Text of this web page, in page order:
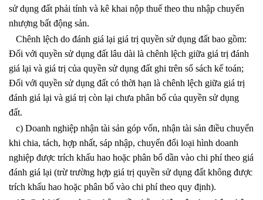
sử dụng đất phải tính và kê khai nộp thuế theo thu nhập chuyển
nhượng bất động sản.
Chênh lệch do đánh giá lại giá trị quyền sử dụng đất bao gồm:
Đối với quyền sử dụng đất lâu dài là chênh lệch giữa giá trị đánh
giá lại và giá trị của quyền sử dụng đất ghi trên sổ sách kế toán;
Đối với quyền sử dụng đất có thời hạn là chênh lệch giữa giá trị
đánh giá lại và giá trị còn lại chưa phân bổ của quyền sử dụng
đất.
c) Doanh nghiệp nhận tài sản góp vốn, nhận tài sản điều chuyển
khi chia, tách, hợp nhất, sáp nhập, chuyển đổi loại hình doanh
nghiệp được trích khấu hao hoặc phân bổ dần vào chi phí theo giá
đánh giá lại (trừ trường hợp giá trị quyền sử dụng đất không được
trích khấu hao hoặc phân bổ vào chi phí theo quy định).